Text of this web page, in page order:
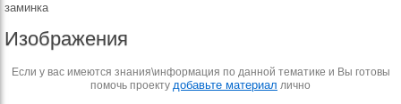
заминка
Изображения
Если у вас имеются знания\информация по данной тематике и Вы готовы
помочь проекту добавьте материал лично